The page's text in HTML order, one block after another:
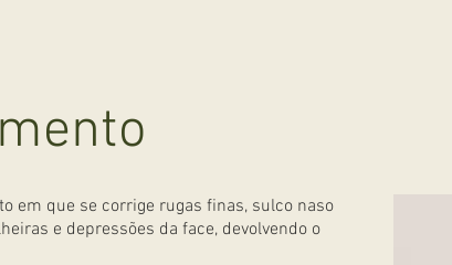
em que se corrige rugas finas, sulco naso
e depressões da face, devolvendo o